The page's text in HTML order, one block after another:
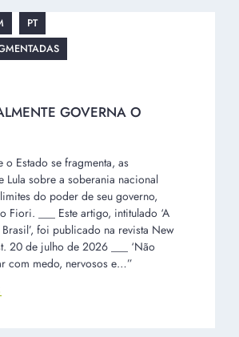
PT
GOVERNA O
o Estado se fragmenta, as
Lula sobre a soberania nacional
do poder de seu governo,
Fiori. ___ Este artigo, intitulado ‘A
foi publicado na revista New
20 de julho de 2026 ___ ‘Não
com medo, nervosos e…”